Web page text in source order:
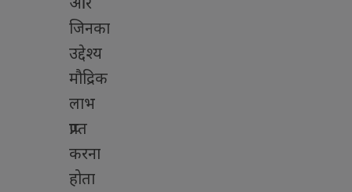
जिनका
उद्देश्य
मौद्रिक
लाभ
प्राप्त
करना
होता